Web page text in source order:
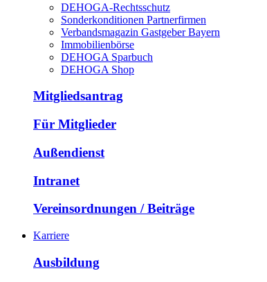
DEHOGA-Rechtsschutz
Sonderkonditionen Partnerfirmen
Verbandsmagazin Gastgeber Bayern
Immobilienbörse
DEHOGA Sparbuch
DEHOGA Shop
Mitgliedsantrag
Für Mitglieder
Außendienst
Intranet
Vereinsordnungen / Beiträge
Karriere
Ausbildung